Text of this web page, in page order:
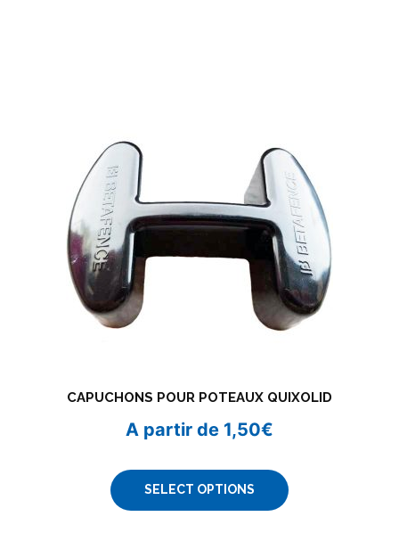
CAPUCHONS POUR POTEAUX QUIXOLID
A partir de 1,50€
SELECT OPTIONS